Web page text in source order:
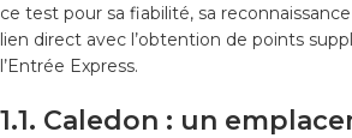
ce test pour sa fiabilité, sa
lien direct avec l’obtention de points
l’Entrée Express.
1.1. Caledon : un